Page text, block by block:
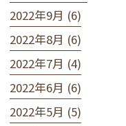
2022年9月 (6)
2022年8月 (6)
2022年7月 (4)
2022年6月 (6)
2022年5月 (5)